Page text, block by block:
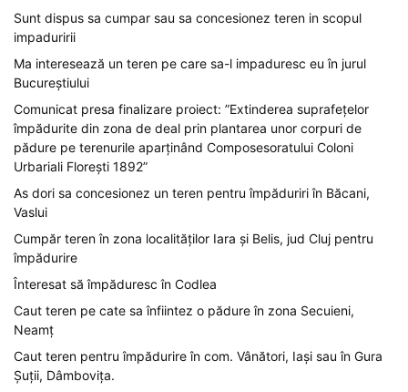
Sunt dispus sa cumpar sau sa concesionez teren in scopul
impaduririi
Ma interesează un teren pe care sa-l impaduresc eu în jurul
Bucureștiului
Comunicat presa finalizare proiect: ”Extinderea suprafețelor
împădurite din zona de deal prin plantarea unor corpuri de
pădure pe terenurile aparținând Composesoratului Coloni
Urbariali Florești 1892”
As dori sa concesionez un teren pentru împăduriri în Băcani,
Vaslui
Cumpăr teren în zona localităților Iara și Belis, jud Cluj pentru
împădurire
Înteresat să împăduresc în Codlea
Caut teren pe cate sa înfiintez o pădure în zona Secuieni,
Neamț
Caut teren pentru împădurire în com. Vânători, Iași sau în Gura
Șuții, Dâmbovița.